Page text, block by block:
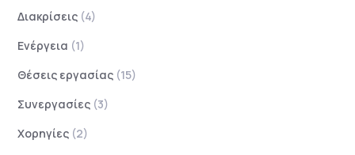
Διακρίσεις (4)
Ενέργεια (1)
Θέσεις εργασίας (15)
Συνεργασίες (3)
Χορηγίες (2)